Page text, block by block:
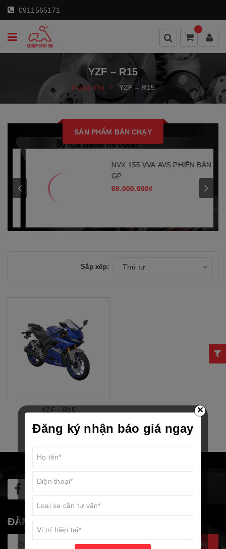
0911565171
YZF – R15
Trang chủ YZF – R15
SẢN PHẨM BÁN CHẠY
NVX 155 VVA AVS PHIÊN BẢN
GP
69.000.000₫
Sắp xếp: Thứ tự
YZF - R15
70.000.000₫
ĐĂNG KÝ NHẬN TIN
Đăng ký
Đăng ký nhận báo giá ngay
×